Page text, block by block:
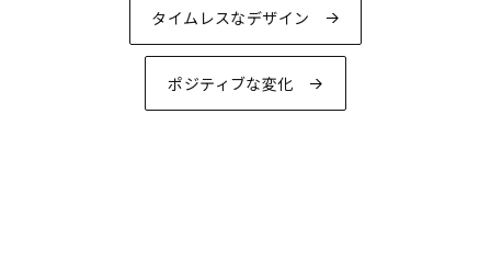
タイムレスなデザイン
ポジティブな変化